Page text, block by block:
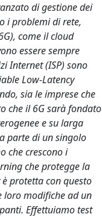
di gestione dei
i problemi di rete,
come il cloud
essere sempre
Internet (ISP) sono
Low-Latency
sia le imprese che
che il 6G sarà fondato
e su larga
parte di un singolo
che crescono i
che protegge la
protetta con questo
loro modifiche ad un
Effettuiamo test